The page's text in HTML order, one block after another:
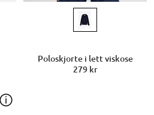
Poloskjorte i lett viskose
279 kr